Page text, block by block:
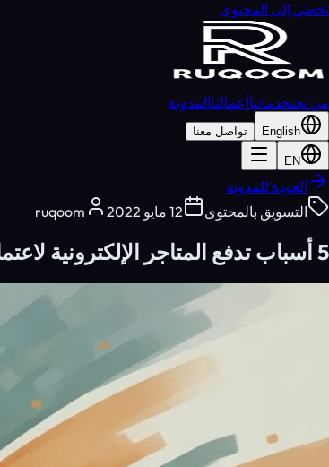
تخطي إلى المحتوى
من نحنخدماتناأعمالناالمدونة
English تواصل معنا
EN
العودة للمدونة
التسويق بالمحتوى
12 مايو 2022 ruqoom
5 أسباب تدفع المتاجر الإلكترونية لاعتماد صناعة المحتوى في إستراتيجية التسويق